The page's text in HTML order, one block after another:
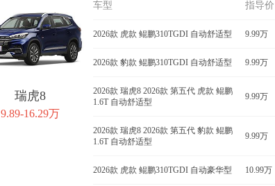
瑞虎8
9.89-16.29万
车型 指导价
2026款 虎款 鲲鹏310TGDI 自动舒适型 9.99万
2026款 豹款 鲲鹏310TGDI 自动舒适型 9.99万
2026款 瑞虎8 2026款 第五代 虎款 鲲鹏
1.6T 自动舒适型
9.99万
2026款 瑞虎8 2026款 第五代 豹款 鲲鹏
1.6T 自动舒适型
9.99万
2026款 虎款 鲲鹏310TGDI 自动豪华型 10.99万